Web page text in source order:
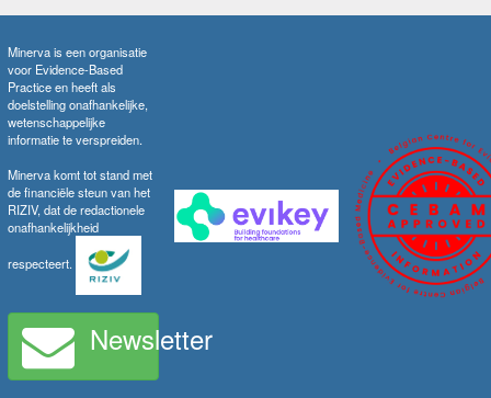
Minerva is een organisatie
voor Evidence-Based
Practice en heeft als
doelstelling onafhankelijke,
wetenschappelijke
informatie te verspreiden.
Minerva komt tot stand met
de financiële steun van het
RIZIV, dat de redactionele
onafhankelijkheid
respecteert.
Newsletter